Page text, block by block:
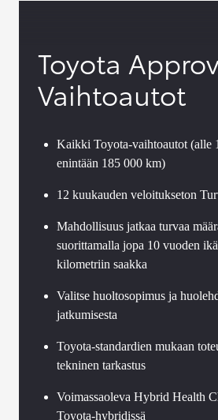
Toyota
Vaihtoautot
Kaikki Toyota-vaihtoautot (alle
enintään 185 000 km)
12 kuukauden veloitukseton
Mahdollisuus jatkaa turvaa
suorittamalla jopa 10 vuoden
kilometriin saakka
Valitse huoltosopimus ja
jatkumisesta
Toyota-standardien mukaan
tekninen tarkastus
Voimassaoleva Hybrid Health
Toyota-hybridissä